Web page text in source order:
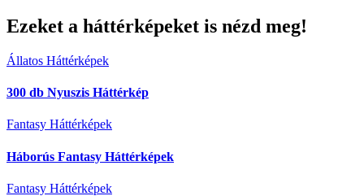
Ezeket a háttérképeket is nézd meg!
Állatos Háttérképek
300 db Nyuszis Háttérkép
Fantasy Háttérképek
Háborús Fantasy Háttérképek
Fantasy Háttérképek